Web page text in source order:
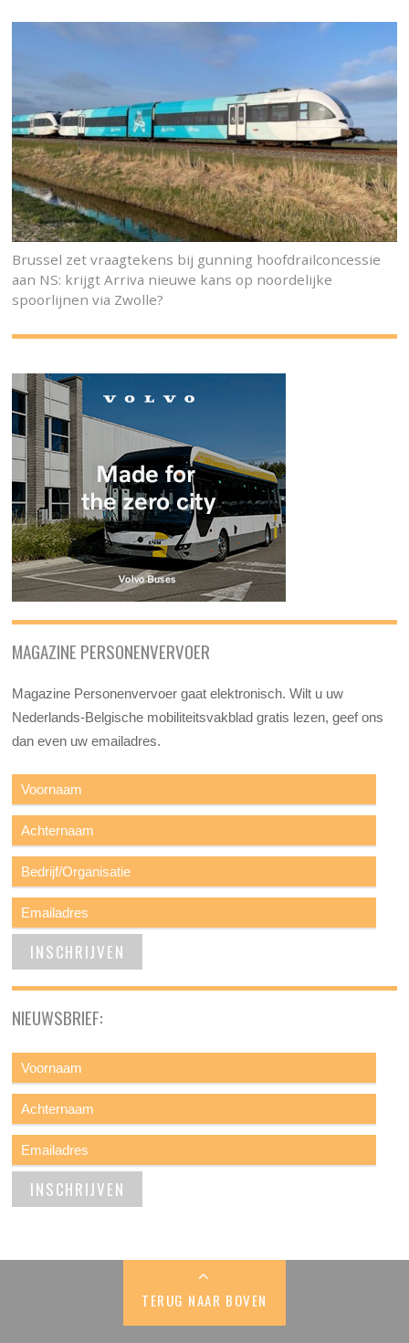
Brussel zet vraagtekens bij gunning hoofdrailconcessie
aan NS: krijgt Arriva nieuwe kans op noordelijke
spoorlijnen via Zwolle?
MAGAZINE PERSONENVERVOER
Magazine Personenvervoer gaat elektronisch. Wilt u uw
Nederlands-Belgische mobiliteitsvakblad gratis lezen, geef ons
dan even uw emailadres.
NIEUWSBRIEF:
TERUG NAAR BOVEN